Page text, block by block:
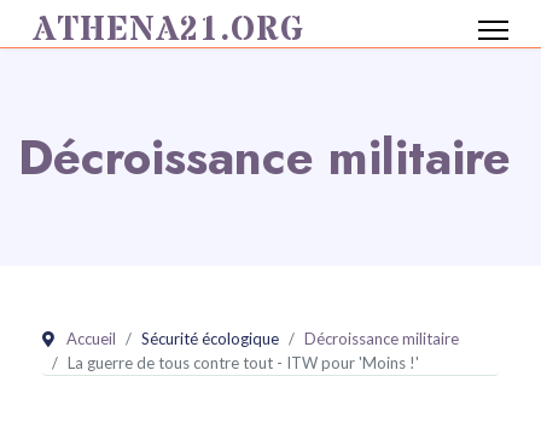
ATHENA21.ORG
Décroissance militaire
Accueil Sécurité écologique
Décroissance militaire
La guerre de tous contre tout - ITW pour 'Moins !'